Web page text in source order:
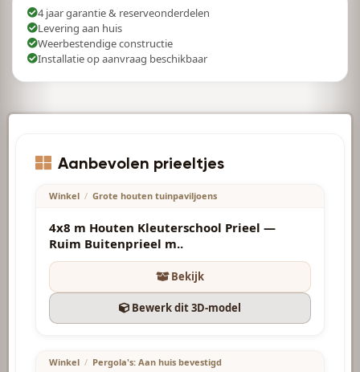
4 jaar garantie & reserveonderdelen
Levering aan huis
Weerbestendige constructie
Installatie op aanvraag beschikbaar
Aanbevolen prieeltjes
€
Winkel / Grote houten tuinpaviljoens
4x8 m Houten Kleuterschool Prieel —
Ruim Buitenprieel m..
Bekijk
Bewerk dit 3D-model
€5200.00
Winkel / Pergola's: Aan huis bevestigd